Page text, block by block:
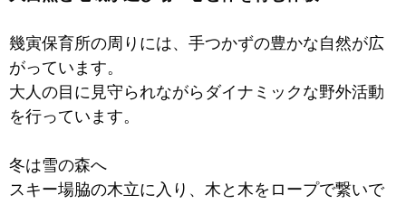
幾寅保育所の周りには、手つかずの豊かな自然が広
がっています。
大人の目に見守られながらダイナミックな野外活動
を行っています。
冬は雪の森へ
スキー場脇の木立に入り、木と木をロープで繋いで